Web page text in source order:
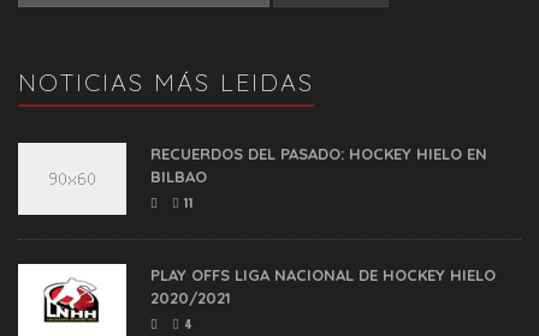
NOTICIAS MÁS LEIDAS
RECUERDOS DEL PASADO: HOCKEY HIELO EN
BILBAO
11
PLAY OFFS LIGA NACIONAL DE HOCKEY HIELO
2020/2021
4